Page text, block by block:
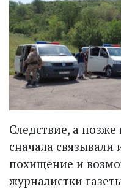
Следствие, а
сначала связывали
похищение и
журналистки